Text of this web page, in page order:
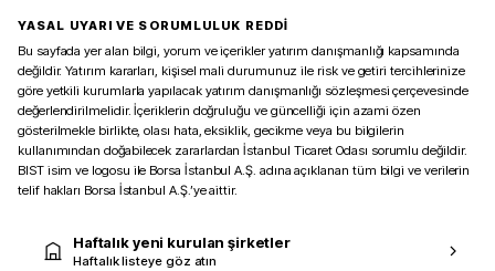
YASAL UYARI VE SORUMLULUK REDDİ
Bu sayfada yer alan bilgi, yorum ve içerikler yatırım danışmanlığı kapsamında
değildir. Yatırım kararları, kişisel mali durumunuz ile risk ve getiri tercihlerinize
göre yetkili kurumlarla yapılacak yatırım danışmanlığı sözleşmesi çerçevesinde
değerlendirilmelidir. İçeriklerin doğruluğu ve güncelliği için azami özen
gösterilmekle birlikte, olası hata, eksiklik, gecikme veya bu bilgilerin
kullanımından doğabilecek zararlardan İstanbul Ticaret Odası sorumlu değildir.
BIST isim ve logosu ile Borsa İstanbul A.Ş. adına açıklanan tüm bilgi ve verilerin
telif hakları Borsa İstanbul A.Ş.’ye aittir.
Haftalık yeni kurulan şirketler
Haftalık listeye göz atın